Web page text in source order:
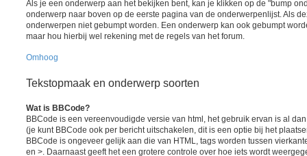
Als je een onderwerp aan het bekijken bent, kan je klikken op de "bump
onderwerp naar boven op de eerste pagina van de onderwerpenlijst. Als
onderwerpen niet gebumpt worden. Een onderwerp kan ook gebumpt
maar hou hierbij wel rekening met de regels van het forum.
Omhoog
Tekstopmaak en onderwerp soorten
Wat is BBCode?
BBCode is een vereenvoudigde versie van html, het gebruik ervan is al
(je kunt BBCode ook per bericht uitschakelen, dit is een optie bij het
BBCode is ongeveer gelijk aan die van HTML, tags worden tussen
en >. Daarnaast geeft het een grotere controle over hoe iets wordt